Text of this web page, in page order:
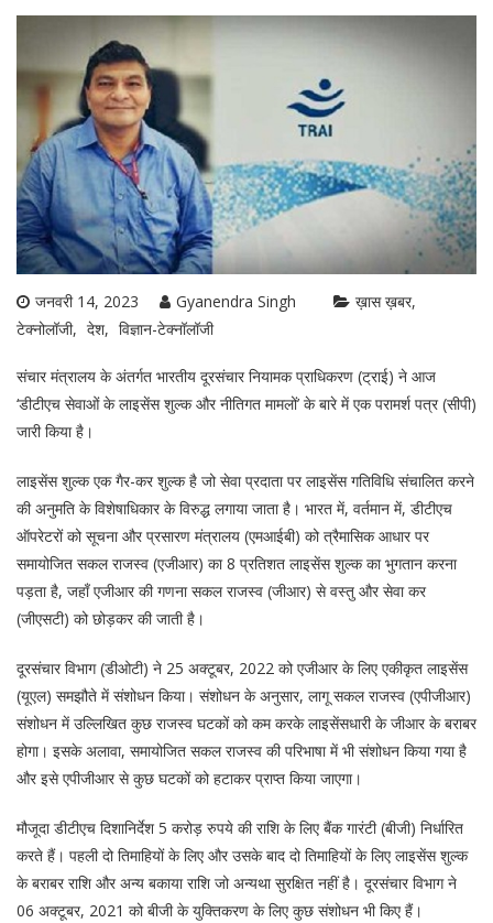
जनवरी 14, 2023 Gyanendra Singh
ख़ास ख़बर
टेक्नोलॉजी
देश विज्ञान-टेक्नॉलॉजी
संचार मंत्रालय के अंतर्गत भारतीय दूरसंचार नियामक प्राधिकरण (ट्राई) ने आज
‘डीटीएच सेवाओं के लाइसेंस शुल्क और नीतिगत मामलों’ के बारे में एक परामर्श पत्र (सीपी)
जारी किया है।
लाइसेंस शुल्क एक गैर-कर शुल्क है जो सेवा प्रदाता पर लाइसेंस गतिविधि संचालित करने
की अनुमति के विशेषाधिकार के विरुद्ध लगाया जाता है। भारत में, वर्तमान में, डीटीएच
ऑपरेटरों को सूचना और प्रसारण मंत्रालय (एमआईबी) को त्रैमासिक आधार पर
समायोजित सकल राजस्व (एजीआर) का 8 प्रतिशत लाइसेंस शुल्क का भुगतान करना
पड़ता है, जहाँ एजीआर की गणना सकल राजस्व (जीआर) से वस्तु और सेवा कर
(जीएसटी) को छोड़कर की जाती है।
दूरसंचार विभाग (डीओटी) ने 25 अक्टूबर, 2022 को एजीआर के लिए एकीकृत लाइसेंस
(यूएल) समझौते में संशोधन किया। संशोधन के अनुसार, लागू सकल राजस्व (एपीजीआर)
संशोधन में उल्लिखित कुछ राजस्व घटकों को कम करके लाइसेंसधारी के जीआर के बराबर
होगा। इसके अलावा, समायोजित सकल राजस्व की परिभाषा में भी संशोधन किया गया है
और इसे एपीजीआर से कुछ घटकों को हटाकर प्राप्त किया जाएगा।
मौजूदा डीटीएच दिशानिर्देश 5 करोड़ रुपये की राशि के लिए बैंक गारंटी (बीजी) निर्धारित
करते हैं। पहली दो तिमाहियों के लिए और उसके बाद दो तिमाहियों के लिए लाइसेंस शुल्क
के बराबर राशि और अन्य बकाया राशि जो अन्यथा सुरक्षित नहीं है। दूरसंचार विभाग ने
06 अक्टूबर, 2021 को बीजी के युक्तिकरण के लिए कुछ संशोधन भी किए हैं।